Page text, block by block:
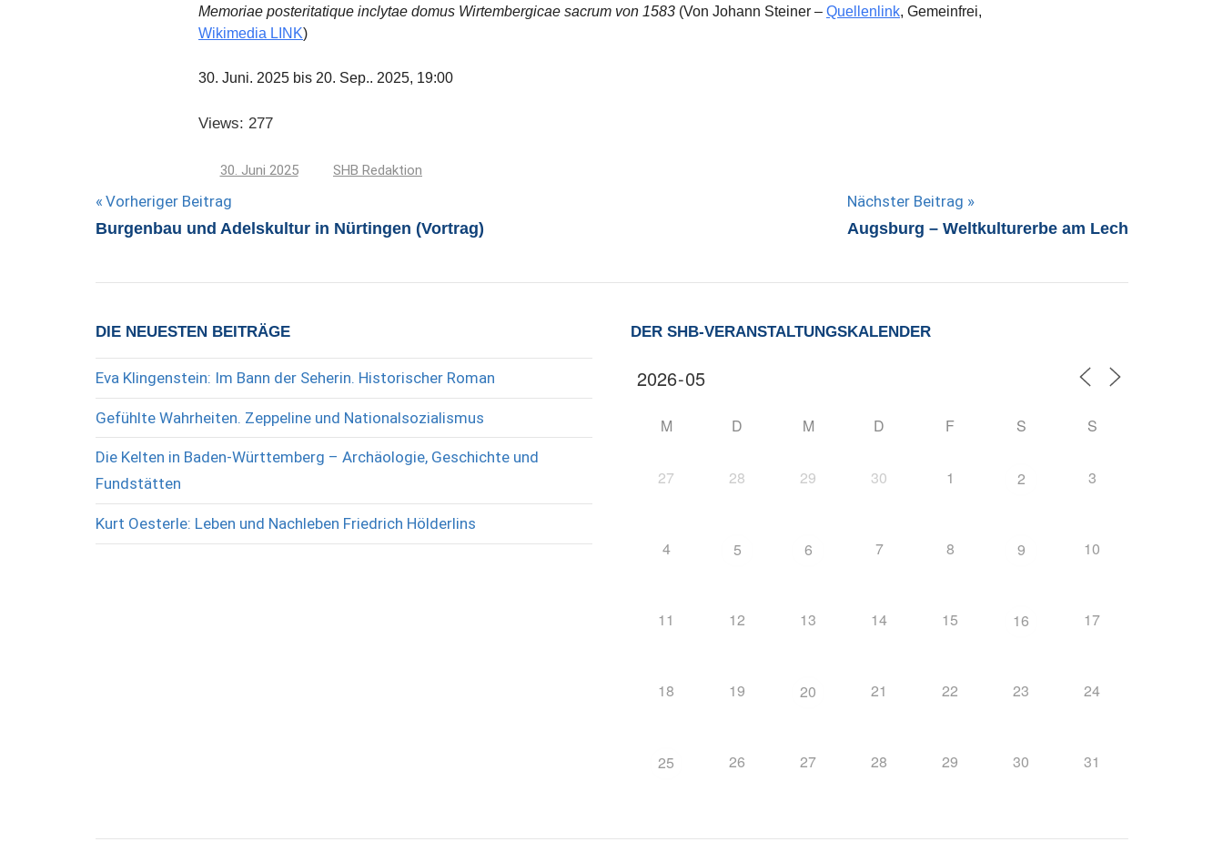
Memoriae posteritatique inclytae domus Wirtembergicae sacrum von 1583 (Von Johann Steiner – Quellenlink, Gemeinfrei,
Wikimedia LINK)
30. Juni. 2025 bis 20. Sep.. 2025, 19:00
Views: 277
30. Juni 2025 SHB Redaktion
Beitragsnavigation
Vorheriger Beitrag
Burgenbau und Adelskultur in Nürtingen (Vortrag)
Nächster Beitrag
Augsburg – Weltkulturerbe am Lech
DIE NEUESTEN BEITRÄGE
Eva Klingenstein: Im Bann der Seherin. Historischer Roman
Gefühlte Wahrheiten. Zeppeline und Nationalsozialismus
Die Kelten in Baden-Württemberg – Archäologie, Geschichte und
Fundstätten
Kurt Oesterle: Leben und Nachleben Friedrich Hölderlins
DER SHB-VERANSTALTUNGSKALENDER
M D M D F S S
27 28 29 30 1 2 3
4 5 6 7 8 9 10
11 12 13 14 15 16 17
18 19 20 21 22 23 24
25 26 27 28 29 30 31